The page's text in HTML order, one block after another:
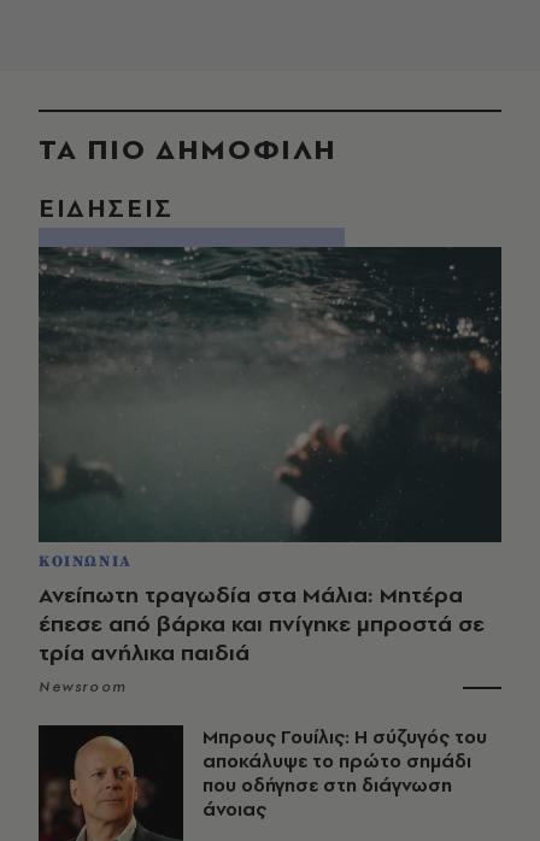
ΤΑ ΠΙΟ ΔΗΜΟΦΙΛΗ
ΕΙΔΗΣΕΙΣ
ΚΟΙΝΩΝΙΑ
Ανείπωτη τραγωδία στα Μάλια: Μητέρα
έπεσε από βάρκα και πνίγηκε μπροστά σε
τρία ανήλικα παιδιά
Newsroom
Μπρους Γουίλις: Η σύζυγός του
αποκάλυψε το πρώτο σημάδι
που οδήγησε στη διάγνωση
άνοιας